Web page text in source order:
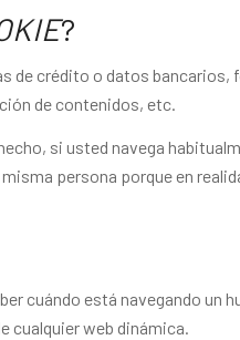
?
de crédito o datos
de contenidos, etc.
si usted navega
persona porque en
cuándo está navegando un
cualquier web dinámica.